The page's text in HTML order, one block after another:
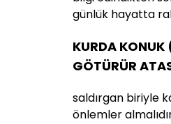
günlük hayatta
KURDA
GÖTÜRÜR
saldırgan biriyle
önlemler